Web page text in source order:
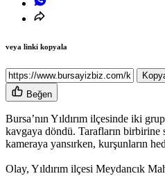
veya linki kopyala
Beğen
Bursa’nın Yıldırım ilçesinde iki
kavgaya döndü. Tarafların birbirine
kameraya yansırken, kurşunların
Olay, Yıldırım ilçesi Meydancık